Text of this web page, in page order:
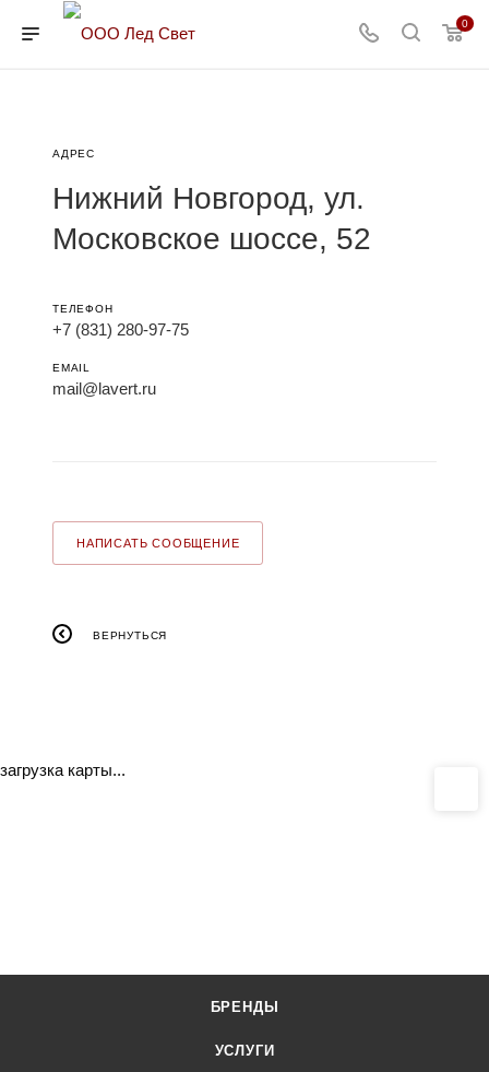
0
АДРЕС
Нижний Новгород, ул.
Московское шоссе, 52
ТЕЛЕФОН
+7 (831) 280-97-75
EMAIL
mail@lavert.ru
НАПИСАТЬ СООБЩЕНИЕ
ВЕРНУТЬСЯ
загрузка карты...
БРЕНДЫ
УСЛУГИ